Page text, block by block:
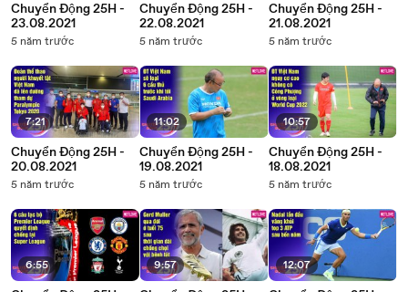
Chuyển Động 25H -
23.08.2021
5 năm trước
7:21
Chuyển Động 25H -
20.08.2021
5 năm trước
6:55
Chuyển Động 25H -
22.08.2021
5 năm trước
11:02
Chuyển Động 25H -
19.08.2021
5 năm trước
9:57
Chuyển Động 25H -
21.08.2021
5 năm trước
10:57
Chuyển Động 25H -
18.08.2021
5 năm trước
12:07